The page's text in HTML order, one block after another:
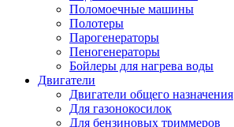
Поломоечные машины
Полотеры
Парогенераторы
Пеногенераторы
Бойлеры для нагрева воды
Двигатели
Двигатели общего назначения
Для газонокосилок
Для бензиновых триммеров